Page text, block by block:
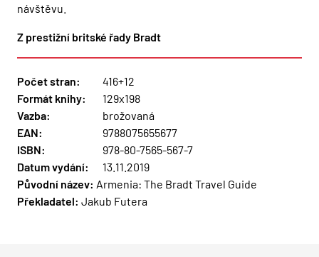
návštěvu.
Z prestižní britské řady Bradt
Počet stran:
416+12
Formát knihy:
129x198
Vazba:
brožovaná
EAN:
9788075655677
ISBN:
978-80-7565-567-7
Datum vydání:
13.11.2019
Původní název: Armenia: The Bradt Travel Guide
Překladatel: Jakub Futera